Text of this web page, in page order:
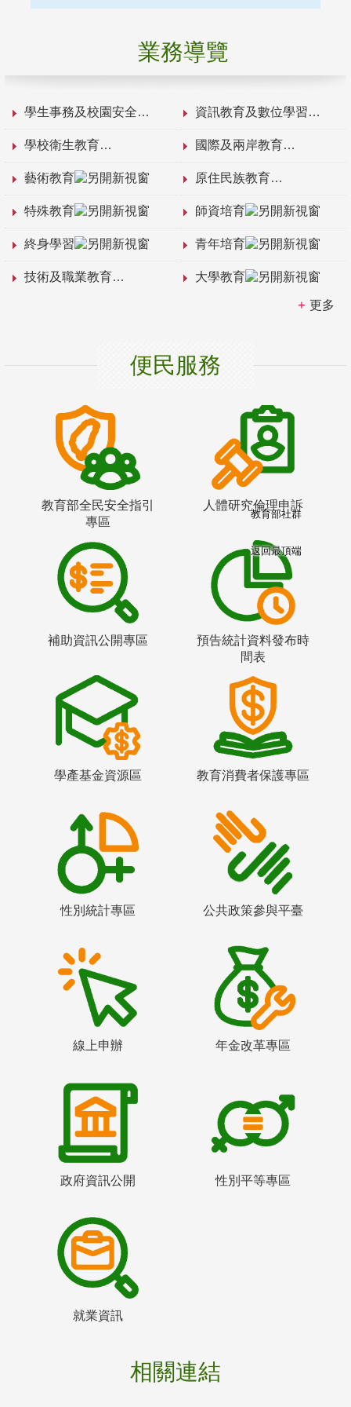
業務導覽
學生事務及校園安全 資訊教育及數位學習
學校衛生教育 國際及兩岸教育
藝術教育 原住民族教育
特殊教育 師資培育
終身學習 青年培育
技術及職業教育 大學教育
更多
便民服務
教育部全民安全指引
專區
人體研究倫理申訴
補助資訊公開專區
預告統計資料發布時
間表
學產基金資源區 教育消費者保護專區
性別統計專區 公共政策參與平臺
線上申辦 年金改革專區
政府資訊公開 性別平等專區
就業資訊
相關連結
教育部社群
返回最頂端